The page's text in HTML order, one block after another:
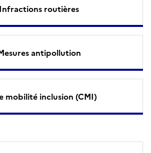
Infractions routières
antipollution
mobilité inclusion (CMI)